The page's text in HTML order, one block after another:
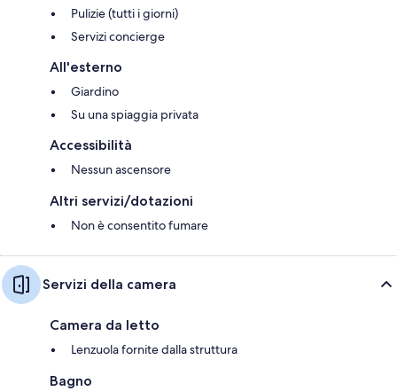
Pulizie (tutti i giorni)
Servizi concierge
All'esterno
Giardino
Su una spiaggia privata
Accessibilità
Nessun ascensore
Altri servizi/dotazioni
Non è consentito fumare
Servizi della camera
Camera da letto
Lenzuola fornite dalla struttura
Bagno